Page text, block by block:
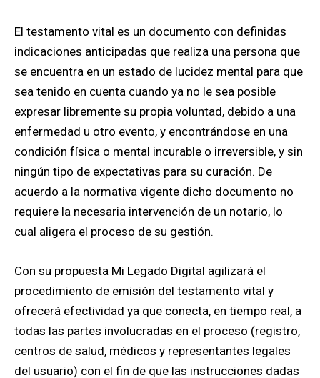
El testamento vital es un documento con definidas
indicaciones anticipadas que realiza una persona que
se encuentra en un estado de lucidez mental para que
sea tenido en cuenta cuando ya no le sea posible
expresar libremente su propia voluntad, debido a una
enfermedad u otro evento, y encontrándose en una
condición física o mental incurable o irreversible, y sin
ningún tipo de expectativas para su curación.​ De
acuerdo a la normativa vigente dicho documento no
requiere la necesaria intervención de un notario, lo
cual aligera el proceso de su gestión.
Con su propuesta Mi Legado Digital agilizará el
procedimiento de emisión del testamento vital y
ofrecerá efectividad ya que conecta, en tiempo real, a
todas las partes involucradas en el proceso (registro,
centros de salud, médicos y representantes legales
del usuario) con el fin de que las instrucciones dadas